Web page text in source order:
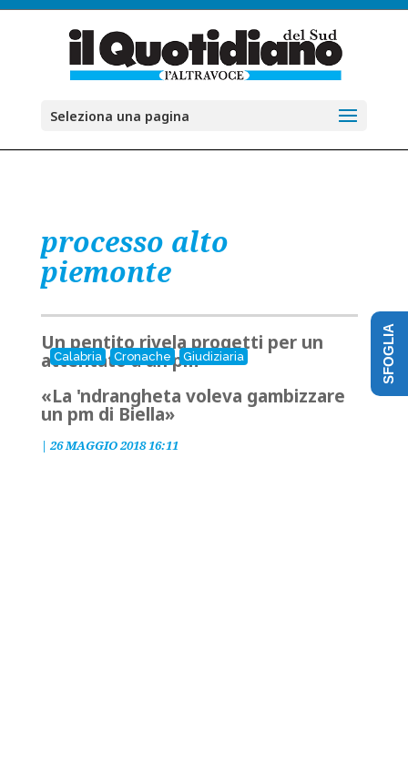
Seleziona una pagina
processo alto
piemonte
Calabria Cronache Giudiziaria
Un pentito rivela progetti per un
attentato a un pm
«La 'ndrangheta voleva gambizzare
un pm di Biella»
| 26 MAGGIO 2018 16:11
SFOGLIA